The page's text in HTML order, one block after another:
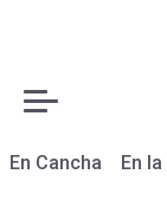
En Cancha En